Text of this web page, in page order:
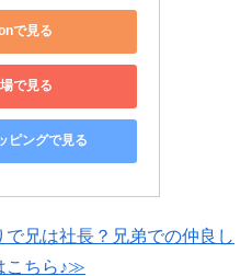
で見る
で見る
ピングで見る
兄は社長？兄弟での仲良し
こちら♪≫